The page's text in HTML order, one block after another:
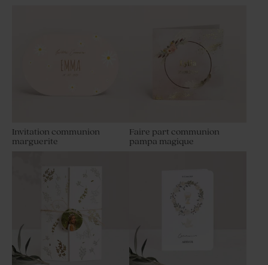
strié magnolia
Limited
edition
Invitation communion
marguerite
Faire part communion
pampa magique